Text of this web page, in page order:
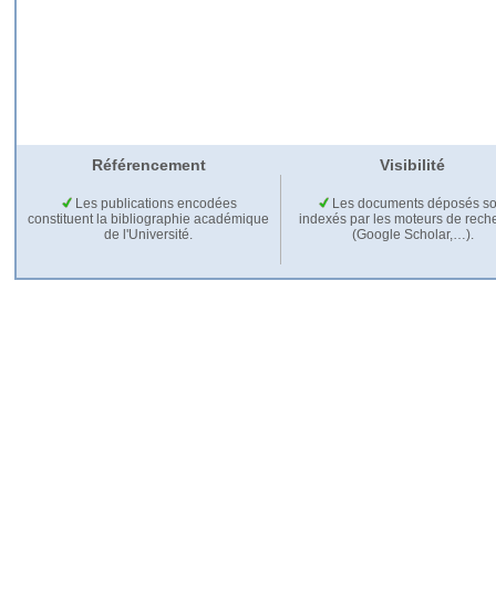
Référencement Visibilité
Les publications encodées
constituent la bibliographie académique
de l'Université.
Les documents déposés
indexés par les moteurs de
(Google Scholar,…).